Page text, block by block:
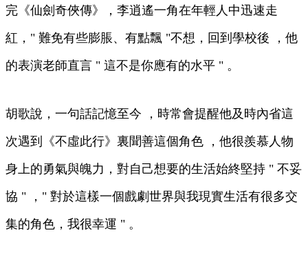
完《仙劍奇俠傳》，李逍遙一角在年輕人中迅速走
紅，" 難免有些膨脹、有點飄 "不想，回到學校後 ，他
的表演老師直言 " 這不是你應有的水平 " 。
胡歌說，一句話記憶至今 ，時常會提醒他及時內省這
次遇到《不虛此行》裏聞善這個角色 ，他很羨慕人物
身上的勇氣與魄力，對自己想要的生活始終堅持 " 不妥
協 " ，" 對於這樣一個戲劇世界與我現實生活有很多交
集的角色 ，我很幸運 " 。